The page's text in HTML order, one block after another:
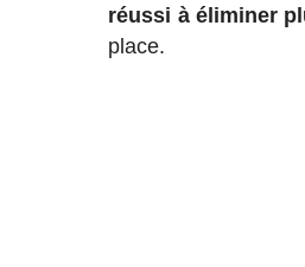
réussi à éliminer
place.